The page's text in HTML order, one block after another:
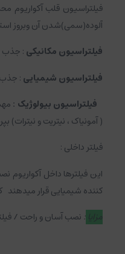
فیلتراسیون قلب آکواریوم
آلوده(سمی)شدن آن وبروز
فیلتراسیون مکانیکی : جذب
فیلتراسیون شیمیایی : جذب
فیلتراسیون بیولوژیک :
( آمونیاک ، نیتریت و نیترات)
فیلتر داخلی :
این فیلترها داخل
کننده شیمیایی قرار میدهند
مزایا : نصب آسان و راحت /